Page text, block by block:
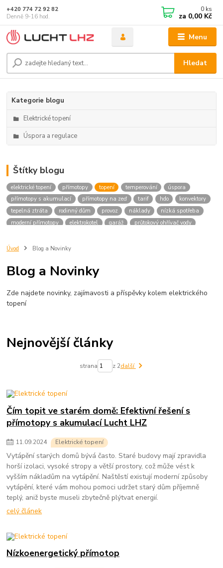
Menu
Hledat
+420 774 72 92 82
Denně 9-16 hod.
0 ks
za 0,00 Kč
Kategorie blogu
Elektrické topení
Úspora a regulace
Štítky blogu
elektrické topení přímotopy topení temperování
úspora
přímotopy s akumulací
přímotopy na zeď tarif hdo
konvektory
tepelná ztráta
rodinný dům provoz náklady
nízká spotřeba
moderní přímotopy
elektrokotel garáž
průtokový ohřívač vody
infrapanely
ceny energie
sdílení elektřiny z fve
Úvod Blog a Novinky
Blog a Novinky
Zde najdete novinky, zajímavosti a příspěvky kolem elektrického
topení
Nejnovější články
strana z 2další
Čím topit ve starém domě: Efektivní řešení s
přímotopy s akumulací Lucht LHZ
11.09.2024 Elektrické topení
Vytápění starých domů bývá často. Staré budovy mají zpravidla
horší izolaci, vysoké stropy a větší prostory, což může vést k
vyšším nákladům na vytápění. Naštěstí existují moderní způsoby
vytápění, které vám mohou pomoci udržet starý dům příjemně
teplý, aniž byste museli zbytečně plýtvat energií.
celý článek
Nízkoenergetický přímotop